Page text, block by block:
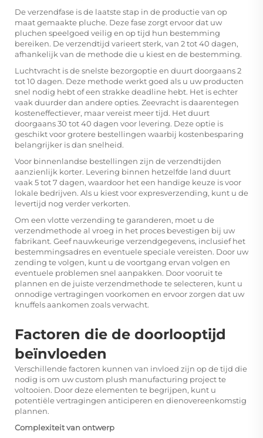
De verzendfase is de laatste stap in de productie van op
maat gemaakte pluche. Deze fase zorgt ervoor dat uw
pluchen speelgoed veilig en op tijd hun bestemming
bereiken. De verzendtijd varieert sterk, van 2 tot 40 dagen,
afhankelijk van de methode die u kiest en de bestemming.
Luchtvracht is de snelste bezorgoptie en duurt doorgaans 2
tot 10 dagen. Deze methode werkt goed als u uw producten
snel nodig hebt of een strakke deadline hebt. Het is echter
vaak duurder dan andere opties. Zeevracht is daarentegen
kosteneffectiever, maar vereist meer tijd. Het duurt
doorgaans 30 tot 40 dagen voor levering. Deze optie is
geschikt voor grotere bestellingen waarbij kostenbesparing
belangrijker is dan snelheid.
Voor binnenlandse bestellingen zijn de verzendtijden
aanzienlijk korter. Levering binnen hetzelfde land duurt
vaak 5 tot 7 dagen, waardoor het een handige keuze is voor
lokale bedrijven. Als u kiest voor expresverzending, kunt u de
levertijd nog verder verkorten.
Om een vlotte verzending te garanderen, moet u de
verzendmethode al vroeg in het proces bevestigen bij uw
fabrikant. Geef nauwkeurige verzendgegevens, inclusief het
bestemmingsadres en eventuele speciale vereisten. Door uw
zending te volgen, kunt u de voortgang ervan volgen en
eventuele problemen snel aanpakken. Door vooruit te
plannen en de juiste verzendmethode te selecteren, kunt u
onnodige vertragingen voorkomen en ervoor zorgen dat uw
knuffels aankomen zoals verwacht.
Factoren die de doorlooptijd
beïnvloeden
Verschillende factoren kunnen van invloed zijn op de tijd die
nodig is om uw custom plush manufacturing project te
voltooien. Door deze elementen te begrijpen, kunt u
potentiële vertragingen anticiperen en dienovereenkomstig
plannen.
Complexiteit van ontwerp